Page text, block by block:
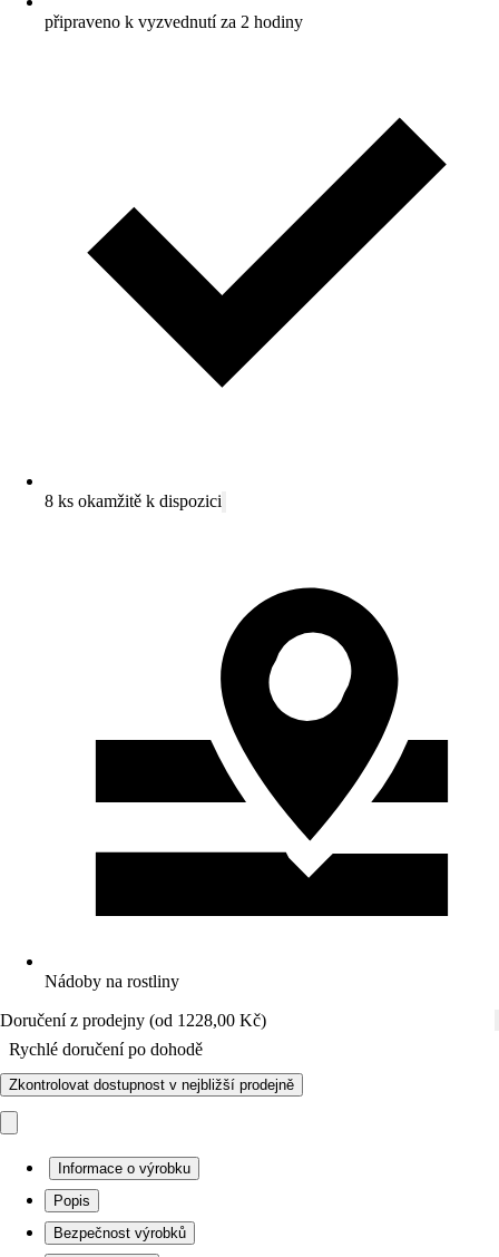
připraveno k vyzvednutí za 2 hodiny
8 ks okamžitě k dispozici
Nádoby na rostliny
Doručení z prodejny (od 1228,00 Kč)
Rychlé doručení po dohodě
Zkontrolovat dostupnost v nejbližší prodejně
Informace o výrobku
Popis
Bezpečnost výrobků